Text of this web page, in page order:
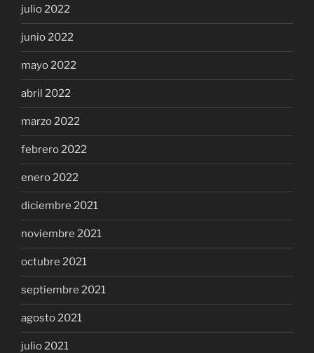
julio 2022
junio 2022
mayo 2022
abril 2022
marzo 2022
febrero 2022
enero 2022
diciembre 2021
noviembre 2021
octubre 2021
septiembre 2021
agosto 2021
julio 2021